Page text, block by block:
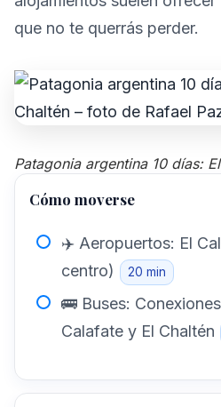
que no te querrás perder.
Patagonia argentina 10 días:
Cómo moverse
✈️ Aeropuertos: El
centro)
20 min
🚌 Buses:
Calafate y El Chaltén